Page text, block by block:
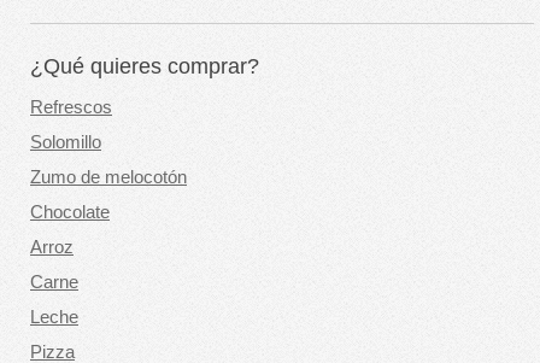
¿Qué quieres comprar?
Refrescos
Solomillo
Zumo de melocotón
Chocolate
Arroz
Carne
Leche
Pizza